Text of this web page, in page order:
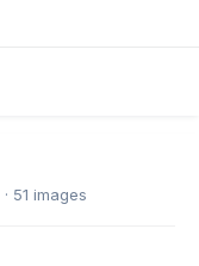
· 51 images